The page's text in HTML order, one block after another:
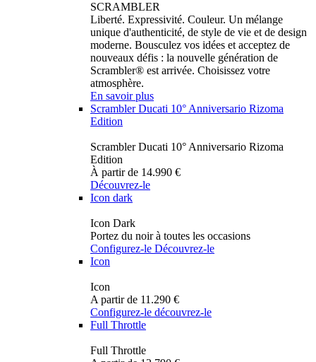
SCRAMBLER
Liberté. Expressivité. Couleur. Un mélange
unique d'authenticité, de style de vie et de design
moderne. Bousculez vos idées et acceptez de
nouveaux défis : la nouvelle génération de
Scrambler® est arrivée. Choisissez votre
atmosphère.
En savoir plus
Scrambler Ducati 10° Anniversario Rizoma
Edition
Scrambler Ducati 10° Anniversario Rizoma
Edition
À partir de 14.990 €
Découvrez-le
Icon dark
Icon Dark
Portez du noir à toutes les occasions
Configurez-le Découvrez-le
Icon
Icon
A partir de 11.290 €
Configurez-le découvrez-le
Full Throttle
Full Throttle